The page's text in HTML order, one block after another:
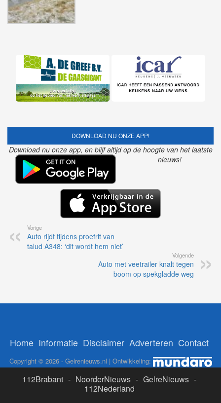
DOWNLOAD NU ONZE APP!
Download nu onze app, en blijf altijd op de hoogte van het laatste
nieuws!
Vorige
Auto rijdt tijdens proefrit van
talud A348: ‘dit wordt hem niet’
Volgende
Auto met veetrailer knalt tegen
boom op spekgladde weg
Home Informatie Disclaimer Adverteren Contact
Copyright © 2026 - Gelrenieuws.nl | Ontwikkeling:
112Brabant - NoorderNieuws - GelreNieuws -
112Nederland